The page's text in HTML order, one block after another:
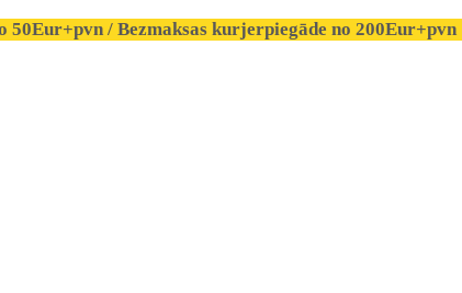
50Eur+pvn / Bezmaksas kurjerpiegāde no 200Eur+pvn